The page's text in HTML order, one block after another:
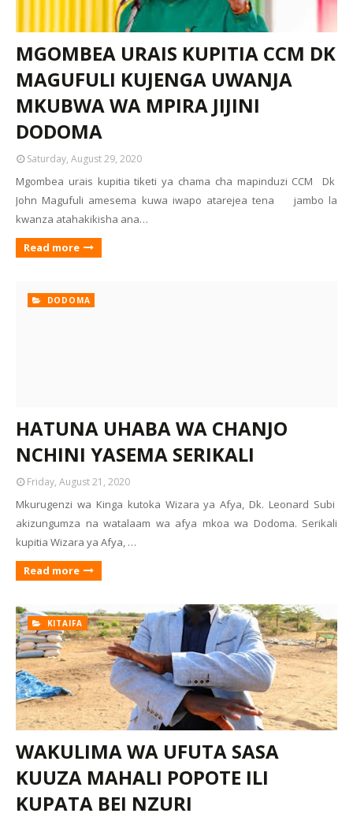
MGOMBEA URAIS KUPITIA CCM DK
MAGUFULI KUJENGA UWANJA
MKUBWA WA MPIRA JIJINI
DODOMA
Saturday, August 29, 2020
Mgombea urais kupitia tiketi ya chama cha mapinduzi CCM Dk
John Magufuli amesema kuwa iwapo atarejea tena jambo la
kwanza atahakikisha ana…
Read more
DODOMA
HATUNA UHABA WA CHANJO
NCHINI YASEMA SERIKALI
Friday, August 21, 2020
Mkurugenzi wa Kinga kutoka Wizara ya Afya, Dk. Leonard Subi
akizungumza na watalaam wa afya mkoa wa Dodoma. Serikali
kupitia Wizara ya Afya, …
Read more
KITAIFA
WAKULIMA WA UFUTA SASA
KUUZA MAHALI POPOTE ILI
KUPATA BEI NZURI